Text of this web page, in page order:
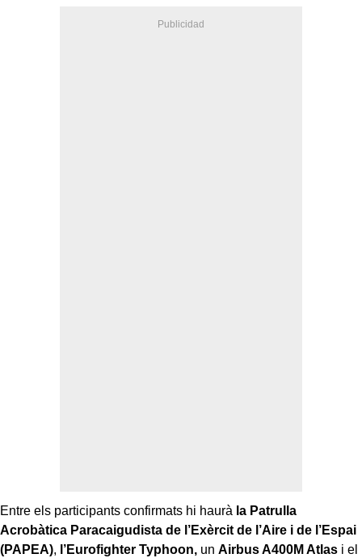
Entre els participants confirmats hi haurà la Patrulla
Acrobàtica Paracaigudista de l’Exèrcit de l’Aire i de l’Espai
(PAPEA), l’Eurofighter Typhoon, un Airbus A400M Atlas i el